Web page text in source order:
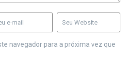
navegador para a próxima vez que